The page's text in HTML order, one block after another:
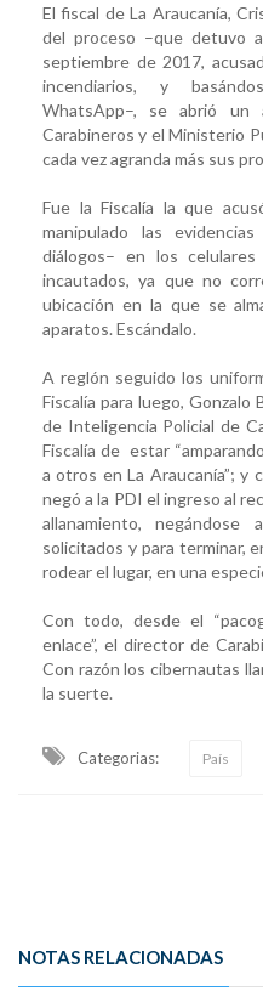
El fiscal de La Araucanía,
del proceso –que detuvo
septiembre de 2017,
incendiarios, y
WhatsApp–, se abrió un
Carabineros y el Ministerio
cada vez agranda más sus
Fue la Fiscalía la que
manipulado las
diálogos– en los
incautados, ya que no
ubicación en la que se
aparatos. Escándalo.
A reglón seguido los
Fiscalía para luego, Gonzalo
de Inteligencia Policial de
Fiscalía de estar
a otros en La Araucanía”; y
negó a la PDI el ingreso al
allanamiento,
solicitados y para terminar,
rodear el lugar, en una
Con todo, desde el
enlace”, el director de
Con razón los cibernautas
la suerte.
Categorias: País
NOTAS RELACIONADAS